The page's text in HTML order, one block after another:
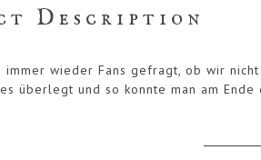
Description
immer wieder Fans gefragt, ob wir
überlegt und so konnte man am